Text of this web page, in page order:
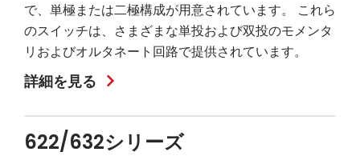
で、単極または二極構成が用意されています。 これら
のスイッチは、さまざまな単投および双投のモメンタ
リおよびオルタネート回路で提供されています。
詳細を見る
622/632シリーズ